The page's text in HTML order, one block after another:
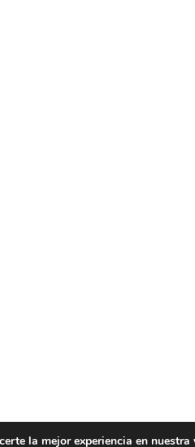
la mejor experiencia en nuestra